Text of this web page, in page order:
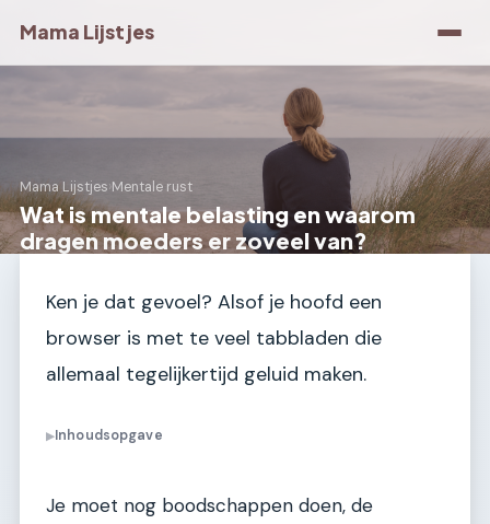
Mama Lijstjes
Mama Lijstjes›Mentale rust
Wat is mentale belasting en waarom
dragen moeders er zoveel van?
Ken je dat gevoel? Alsof je hoofd een
browser is met te veel tabbladen die
allemaal tegelijkertijd geluid maken.
▶Inhoudsopgave
Je moet nog boodschappen doen, de